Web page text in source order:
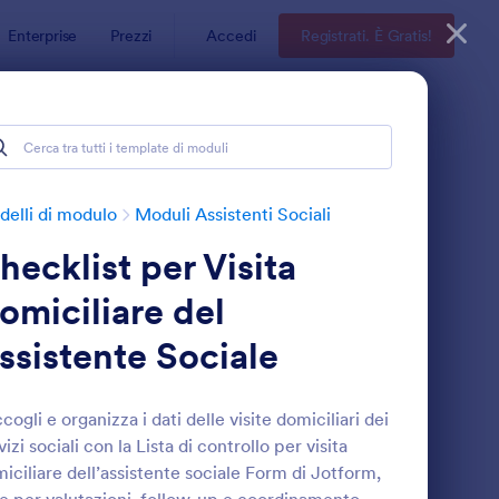
Enterprise Prezzi Accedi Registrati. È Gratis!
di modulo Moduli Assistenti Sociali
per Visita
del
Sociale
e organizza i dati delle visite domiciliari dei
sociali con la Lista di controllo per visita
dell’assistente sociale Form di Jotform,
SocialeDi Accoglienza Assistente Sociale
Anteprima: Modulo Di